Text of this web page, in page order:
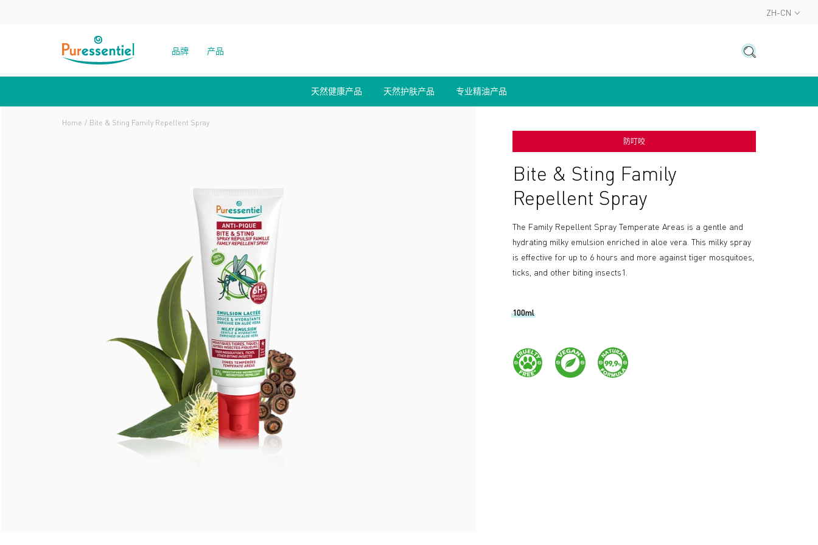
ZH-CN
品牌 产品
天然健康产品 天然护肤产品 专业精油产品
Home Bite & Sting Family Repellent Spray
防叮咬
Bite & Sting Family
Repellent Spray
The Family Repellent Spray Temperate Areas is a gentle and
hydrating milky emulsion enriched in aloe vera. This milky spray
is effective for up to 6 hours and more against tiger mosquitoes,
ticks, and other biting insects1.
100ml